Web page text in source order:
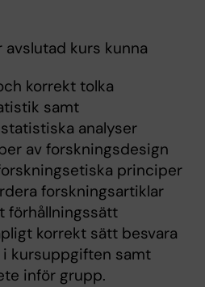
kurs kunna
korrekt tolka
samt
analyser
av forskningsdesign
principer
forskningsartiklar
förhållningssätt
korrekt sätt besvara
kursuppgiften samt
inför grupp.